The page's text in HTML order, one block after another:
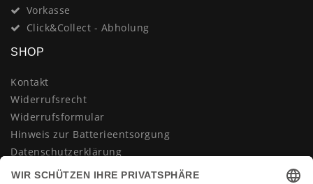
Vorkasse
Click&Collect - Abholung
SHOP
Kontakt
Widerrufsrecht
Widerrufsformular
Hinweis zur Batterieentsorgung
Datenschutzerklärung
AGB